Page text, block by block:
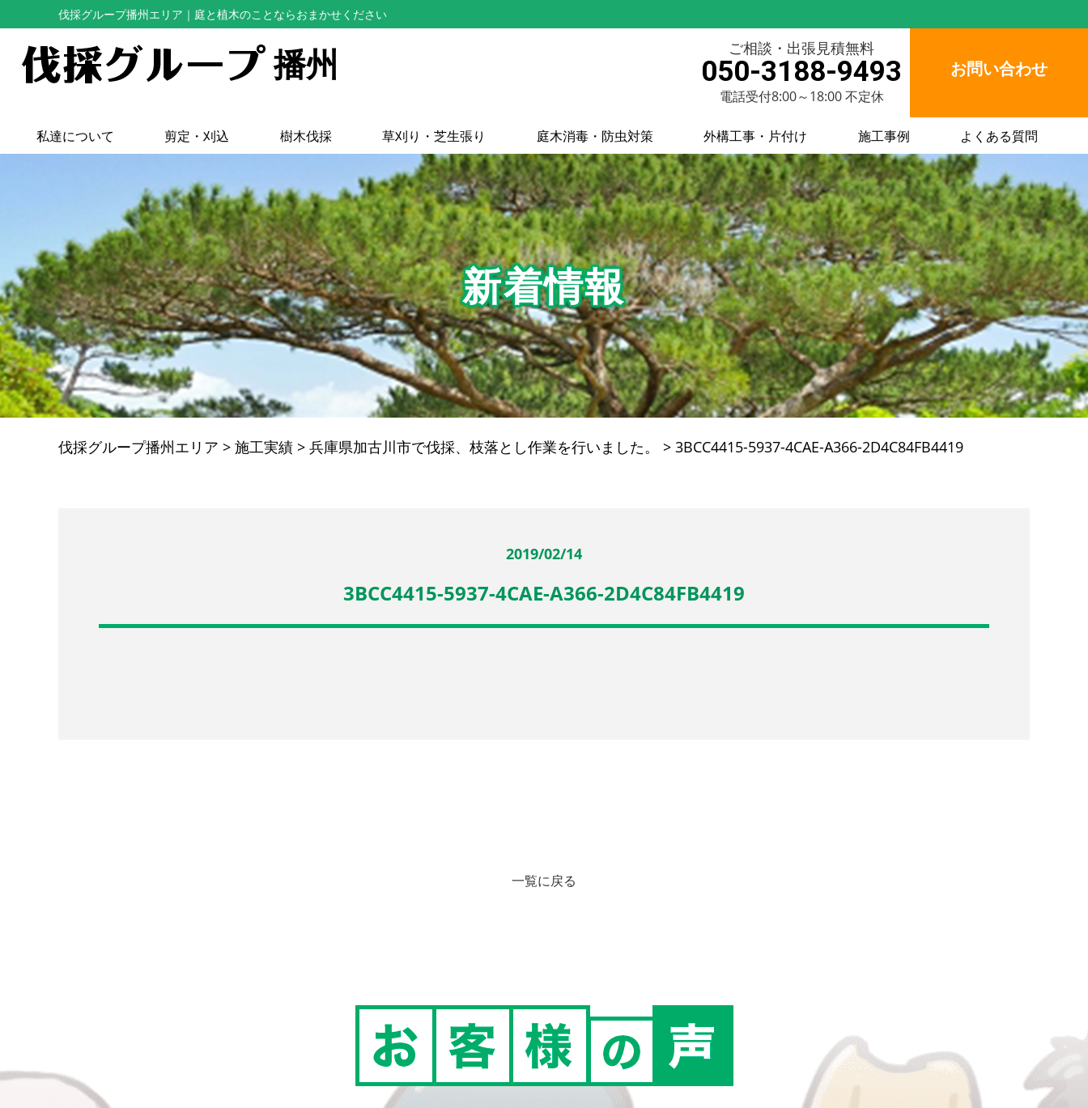
伐採グループ播州エリア ｜庭と植木のことならおまかせください
播州 ご相談・出張見積無料
050-3188-9493
電話受付8:00～18:00 不定休
お問い合わせ
私達について 剪定・刈込 樹木伐採 草刈り・芝生張り 庭木消毒・防虫対策 外構工事・片付け 施工事例 よくある質問
新着情報
伐採グループ播州エリア > 施工実績 > 兵庫県加古川市で伐採、枝落とし作業を行いました。 > 3BCC4415-5937-4CAE-A366-2D4C84FB4419
2019/02/14
3BCC4415-5937-4CAE-A366-2D4C84FB4419
一覧に戻る